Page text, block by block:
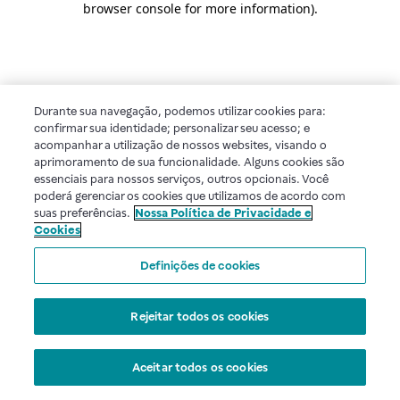
browser console for more information).
Durante sua navegação, podemos utilizar cookies para:
confirmar sua identidade; personalizar seu acesso; e
acompanhar a utilização de nossos websites, visando o
aprimoramento de sua funcionalidade. Alguns cookies são
essenciais para nossos serviços, outros opcionais. Você
poderá gerenciar os cookies que utilizamos de acordo com
suas preferências. Nossa Política de Privacidade e
Cookies
Definições de cookies
Rejeitar todos os cookies
Aceitar todos os cookies